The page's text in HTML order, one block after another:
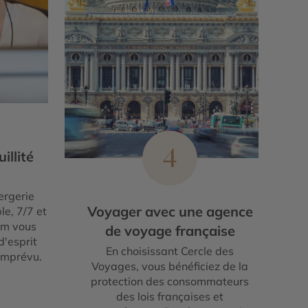
7/7 et
vous
4
Voyager avec une agence
de voyage française
En choisissant Cercle des
Voyages, vous bénéficiez de la
protection des consommateurs
des lois françaises et